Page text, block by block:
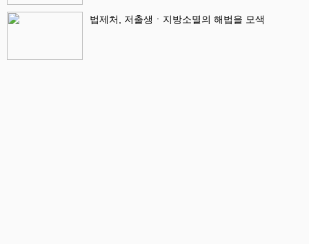
법제처, 저출생ㆍ지방소멸의 해법을 모색